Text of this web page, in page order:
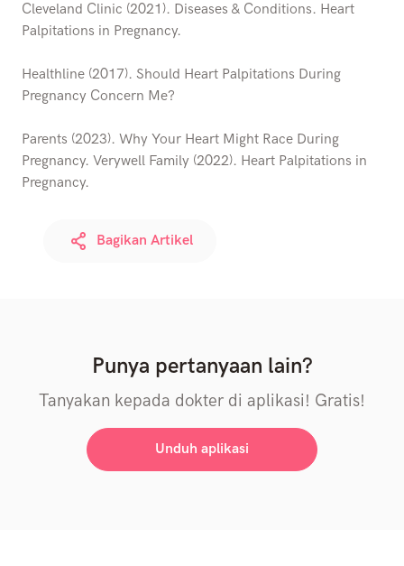
Cleveland Clinic (2021). Diseases & Conditions. Heart
Palpitations in Pregnancy.
Healthline (2017). Should Heart Palpitations During
Pregnancy Concern Me?
Parents (2023). Why Your Heart Might Race During
Pregnancy. Verywell Family (2022). Heart Palpitations in
Pregnancy.
Bagikan Artikel
Punya pertanyaan lain?
Tanyakan kepada dokter di aplikasi! Gratis!
Unduh aplikasi